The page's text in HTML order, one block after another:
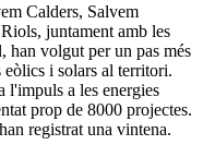
Calders, Salvem
juntament amb les
han volgut per un pas més
i solars al territori.
l'impuls a les energies
prop de 8000 projectes.
registrat una vintena.